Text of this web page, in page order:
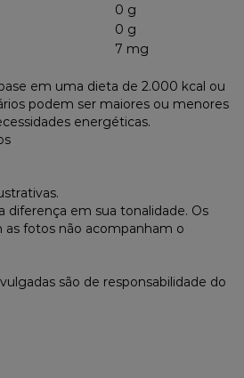
0 g
0 g
7 mg
em uma dieta de 2.000 kcal ou
podem ser maiores ou menores
energéticas.
diferença em sua tonalidade. Os
fotos não acompanham o
são de responsabilidade do